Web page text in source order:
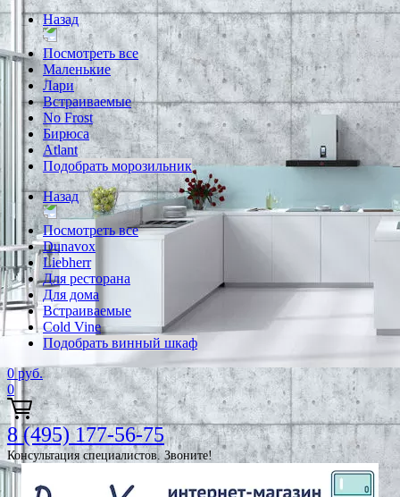
Назад
Посмотреть все
Маленькие
Лари
Встраиваемые
No Frost
Бирюса
Atlant
Подобрать морозильник
Назад
Посмотреть все
Dunavox
Liebherr
Для ресторана
Для дома
Встраиваемые
Cold Vine
Подобрать винный шкаф
0 руб.
0
8 (495) 177-56-75
Консультация специалистов. Звоните!